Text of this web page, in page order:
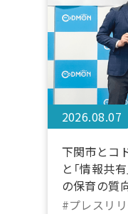
2026.08.07
下関市とコ
と「情報共
の保育の質
締結
#プレスリ